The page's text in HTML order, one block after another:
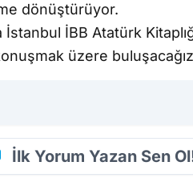
dönüştürüyor.
İBB Atatürk
üzere
İlk Yorum Yazan Sen